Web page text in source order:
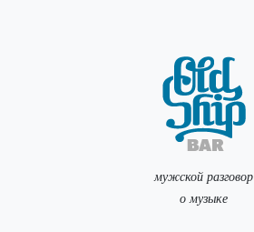
мужской разговор
о музыке